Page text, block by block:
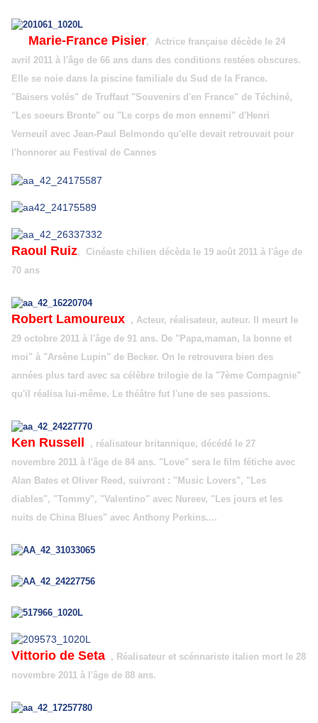
Marie-France Pisier, Actrice française décède le 24
avril 2011 à l'âge de 66 ans dans des conditions restées obscures.
Elle se noie dans la piscine familiale du Sud de la France.
"Baisers volés" de Truffaut "Souvenirs d'en France" de Téchiné,
"Les soeurs Bronte" ou "Le corps de mon ennemi" d'Henri
Verneuil avec Jean-Paul Belmondo qu'elle devait retrouvait pour
l'honnorer au Festival de Cannes
Raoul Ruiz, Cinéaste chilien décèda le 19 août 2011 à l'âge de
70 ans
Robert Lamoureux , Acteur, réalisateur, auteur. Il meurt le
29 octobre 2011 à l'âge de 91 ans. De "Papa,maman, la bonne et
moi" à "Arsène Lupin" de Becker. On le retrouvera bien des
années plus tard avec sa célèbre trilogie de la "7ème Compagnie"
qu'il réalisa lui-même. Le théâtre fut l'une de ses passions.
Ken Russell , réalisateur britannique, décédé le 27
novembre 2011 à l'âge de 84 ans. "Love" sera le film fétiche avec
Alan Bates et Oliver Reed, suivront : "Music Lovers", "Les
diables", "Tommy", "Valentino" avec Nureev, "Les jours et les
nuits de China Blues" avec Anthony Perkins....
Vittorio de Seta , Réalisateur et scénnariste italien mort le 28
novembre 2011 à l'âge de 88 ans.